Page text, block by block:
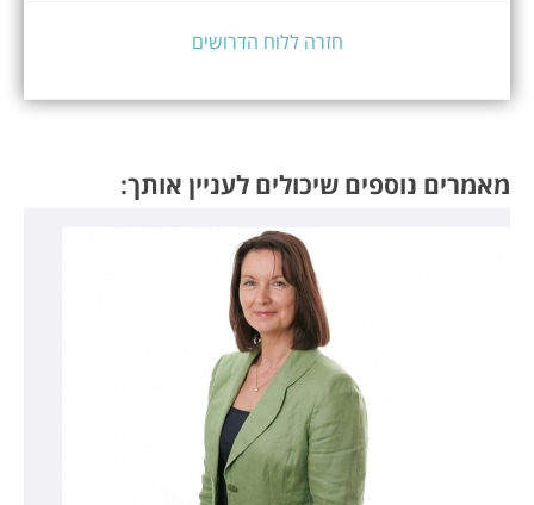
חזרה ללוח הדרושים
מאמרים נוספים שיכולים לעניין אותך: